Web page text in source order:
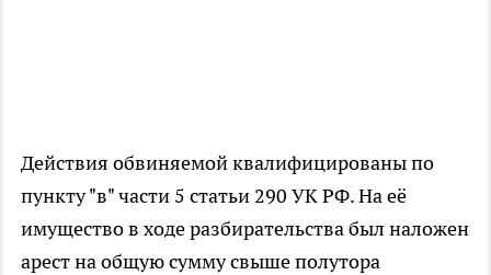
Действия обвиняемой квалифицированы по
пункту "в" части 5 статьи 290 УК РФ. На её
имущество в ходе разбирательства был наложен
арест на общую сумму свыше полутора